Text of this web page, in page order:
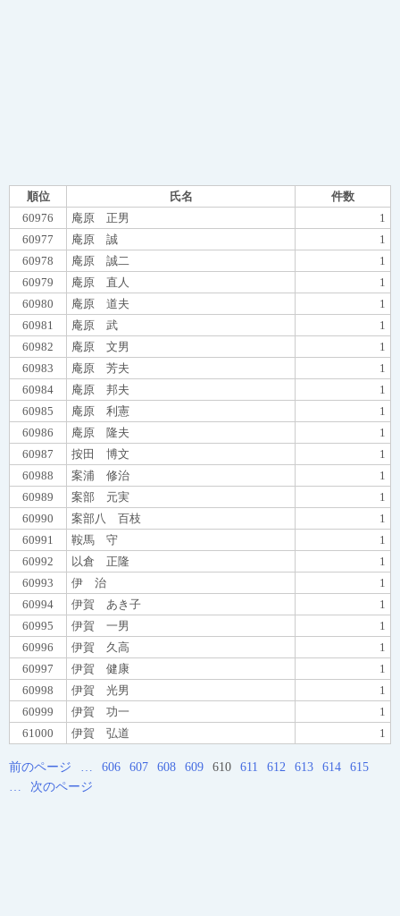
順位 氏名
件数
60976
庵原 正男
1
60977
庵原 誠
1
60978
庵原 誠二
1
60979
庵原 直人
1
60980
庵原 道夫
1
60981
庵原 武
1
60982
庵原 文男
1
60983
庵原 芳夫
1
60984
庵原 邦夫
1
60985
庵原 利憲
1
60986
庵原 隆夫
1
60987
按田 博文
1
60988
案浦 修治
1
60989
案部 元実
1
60990
案部八 百枝
1
60991
鞍馬 守
1
60992
以倉 正隆
1
60993
伊 治
1
60994
伊賀 あき子
1
60995
伊賀 一男
1
60996
伊賀 久高
1
60997
伊賀 健康
1
60998
伊賀 光男
1
60999
伊賀 功一
1
61000
伊賀 弘道 1
前のページ … 606 607 608 609 610 611 612 613 614
615
…
次のページ